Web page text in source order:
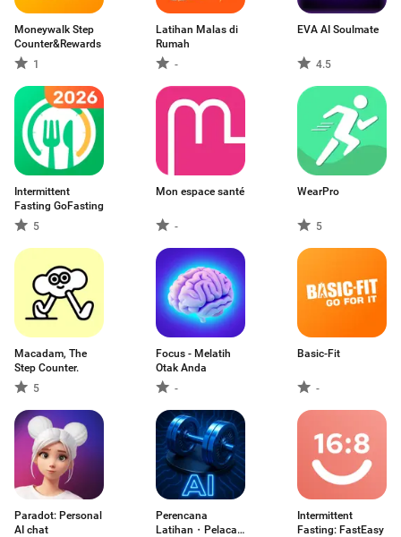
Moneywalk Step
Counter&Rewards
1
Latihan Malas di
Rumah
-
EVA AI Soulmate
4.5
Intermittent
Fasting GoFasting
5
Mon espace santé
-
WearPro
5
Macadam, The
Step Counter.
5
Focus - Melatih
Otak Anda
-
Basic-Fit
-
Paradot: Personal
AI chat
Perencana
Latihan・Pelacak
Intermittent
Fasting: FastEasy